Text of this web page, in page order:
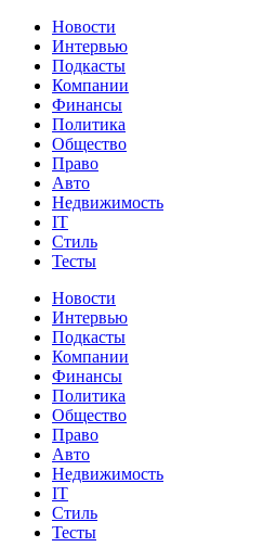
Новости
Интервью
Подкасты
Компании
Финансы
Политика
Общество
Право
Авто
Недвижимость
IT
Стиль
Тесты
Новости
Интервью
Подкасты
Компании
Финансы
Политика
Общество
Право
Авто
Недвижимость
IT
Стиль
Тесты